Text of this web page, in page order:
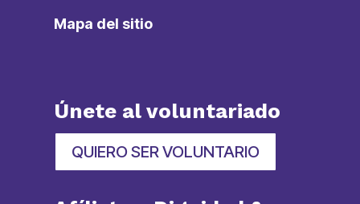
Mapa del sitio
Únete al voluntariado
QUIERO SER VOLUNTARIO